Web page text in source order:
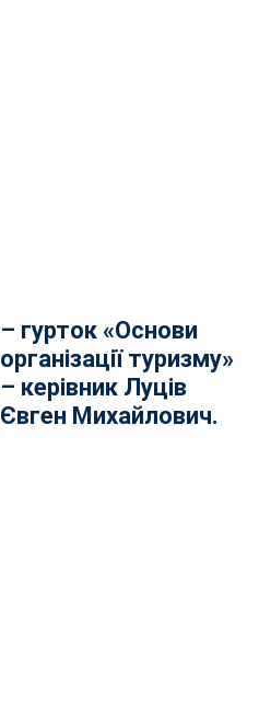
– гурток «Основи
організації туризму»
– керівник Луців
Євген Михайлович.